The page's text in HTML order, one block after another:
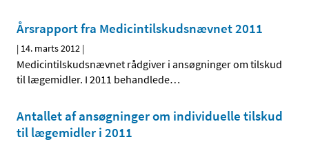
Årsrapport fra Medicintilskudsnævnet 2011
| 14. marts 2012 |
Medicintilskudsnævnet rådgiver i ansøgninger om tilskud
til lægemidler. I 2011 behandlede…
Antallet af ansøgninger om individuelle tilskud
til lægemidler i 2011